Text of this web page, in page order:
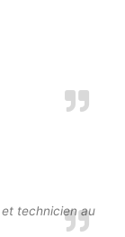
technicien au